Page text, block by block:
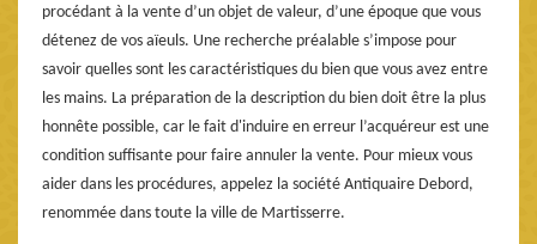
procédant à la vente d’un objet de valeur, d’une époque que vous
détenez de vos aïeuls. Une recherche préalable s’impose pour
savoir quelles sont les caractéristiques du bien que vous avez entre
les mains. La préparation de la description du bien doit être la plus
honnête possible, car le fait d'induire en erreur l’acquéreur est une
condition suffisante pour faire annuler la vente. Pour mieux vous
aider dans les procédures, appelez la société Antiquaire Debord,
renommée dans toute la ville de Martisserre.